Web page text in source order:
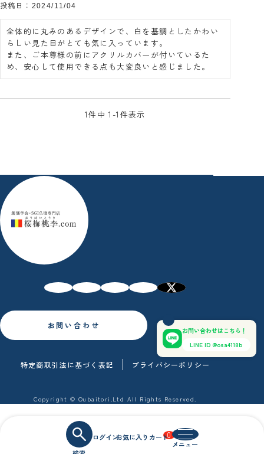
0
投稿日 2024/11/04
全体的に丸みのあるデザインで、白を基調としたかわい
らしい見た目がとても気に入っています。
また、ご本尊様の前にアクリルカバーが付いているた
め、安心して使用できる点も大変良いと感じました。
1件中 1 -1 件表示
お問い合わせはこちら！
LINE ID @osa4118b
Copyright © Oubaitori.Ltd All Rights Reserved.
お問い合わせ
特定商取引法に基づく表記 プライバシーポリシー